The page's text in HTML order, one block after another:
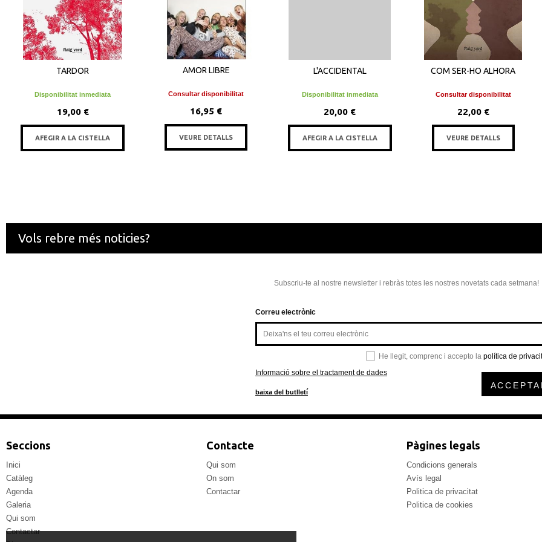
TARDOR
Disponibilitat inmediata
19,00 €
AFEGIR A LA CISTELLA
AMOR LIBRE
Consultar disponibilitat
16,95 €
VEURE DETALLS
L'ACCIDENTAL
Disponibilitat inmediata
20,00 €
AFEGIR A LA CISTELLA
COM SER-HO ALHORA
Consultar disponibilitat
22,00 €
VEURE DETALLS
Vols rebre més noticies?
Subscriu-te al nostre newsletter i rebràs totes les nostres novetats cada setmana!
Correu electrònic
He llegit, comprenc i accepto la política de
Informació sobre el tractament de dades
baixa del butlletí
Seccions
Inici
Catàleg
Agenda
Galeria
Qui som
Contactar
Contacte
Qui som
On som
Contactar
Pàgines legals
Condicions generals
Avís legal
Politica de privacitat
Politica de cookies